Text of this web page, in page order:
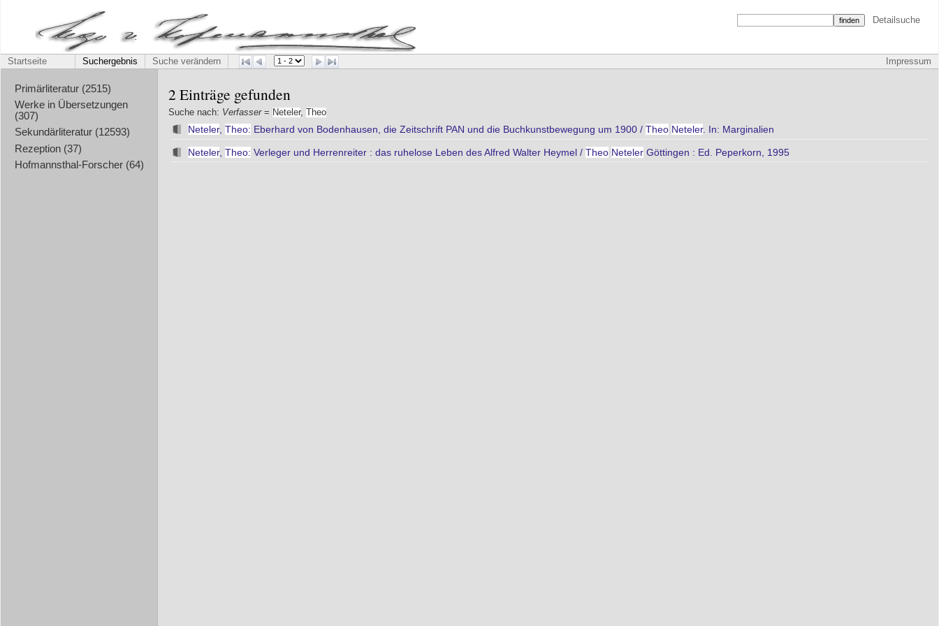
Detailsuche
Impressum
Startseite Suchergebnis Suche verändern
Primärliteratur (2515)
Werke in Übersetzungen
(307)
Sekundärliteratur (12593)
Rezeption (37)
Hofmannsthal-Forscher (64)
2 Einträge gefunden
Suche nach: Verfasser= Neteler, Theo
Neteler, Theo: Eberhard von Bodenhausen, die Zeitschrift PAN und die Buchkunstbewegung um 1900 / Theo Neteler. In: Marginalien
Neteler, Theo: Verleger und Herrenreiter : das ruhelose Leben des Alfred Walter Heymel / Theo Neteler Göttingen : Ed. Peperkorn, 1995